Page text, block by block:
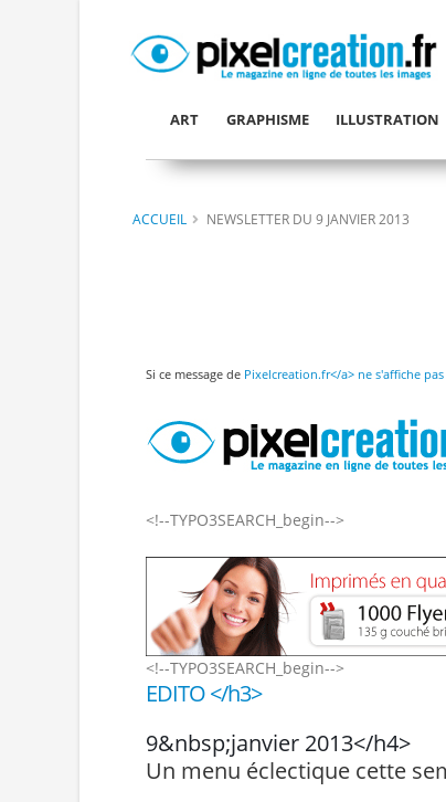
ART GRAPHISME ILLUSTRATION
ACCUEIL NEWSLETTER DU 9 JANVIER 2013
Si ce message de Pixelcreation.fr</a> ne s'affiche
<!--TYPO3SEARCH_begin-->
<!--TYPO3SEARCH_begin-->
EDITO </h3>
9&nbsp;janvier 2013</h4>
Un menu éclectique cette